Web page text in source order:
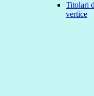
Titolari
vertice